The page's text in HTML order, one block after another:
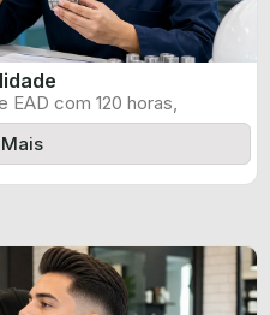
EAD com 120 horas,
...